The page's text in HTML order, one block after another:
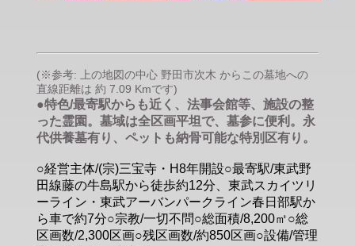
(※参考: 上の地図の中心 野田市次木 からこの墓地への
直線距離は 約 7.09 Kmです)
●特色/最寄駅からも近く、法事会館等、施設の整
った霊園。墓域は全区画平坦で、墓参に便利。永
代供養墓有り、ペットも納骨可能な特別区有り。
○経営主体/(宗)三宝寺・H8年開設○最寄駅/東武野
田線藤の牛島駅から徒歩約12分、東武スカイツリ
ーライン・東武アーバンパークライン春日部駅か
ら車で約7分○宗教/一切不問○総面積/8,200㎡○総
区画数/2,300区画○残区画数/約850区画○設備/管理